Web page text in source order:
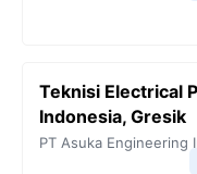
Teknisi Electrical
Indonesia, Gresik
PT Asuka Engineering